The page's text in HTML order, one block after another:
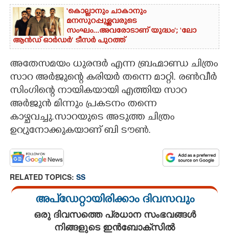
‘കൊല്ലാനും ചാകാനും
മനസുറപ്പുള്ളവരുടെ
സംഘം...അവരോടാണ് യുദ്ധം’; ‘ലോ
ആൻഡ് ഓർഡർ’ ടീസർ പുറത്ത്
അതേസമയം ധുരന്ദർ എന്ന ബ്രഹ്മാണ്ഡ ചിത്രം
സാറ അർജുന്റെ കരിയർ തന്നെ മാറ്റി. രൺവീർ
സിംഗിന്റെ നായികയായി എത്തിയ സാറ
അർജുൻ മിന്നും പ്രകടനം തന്നെ
കാഴ്ചവച്ചു.സാറയുടെ അടുത്ത ചിത്രം
ഉറ്രുനോക്കുകയാണ് ബി ടൗൺ.
RELATED TOPICS: SS
അപ്ഡേറ്റായിരിക്കാം ദിവസവും
ഒരു ദിവസത്തെ പ്രധാന സംഭവങ്ങൾ
നിങ്ങളുടെ ഇൻബോക്സിൽ